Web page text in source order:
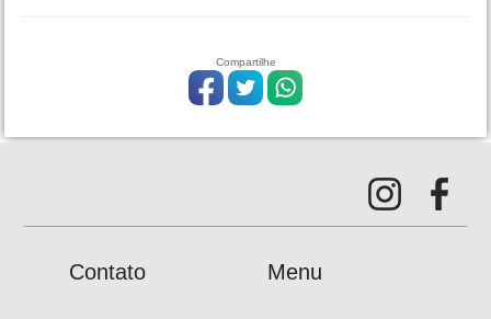
Compartilhe
Contato Menu